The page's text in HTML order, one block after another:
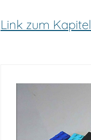
Link zum Kapitel